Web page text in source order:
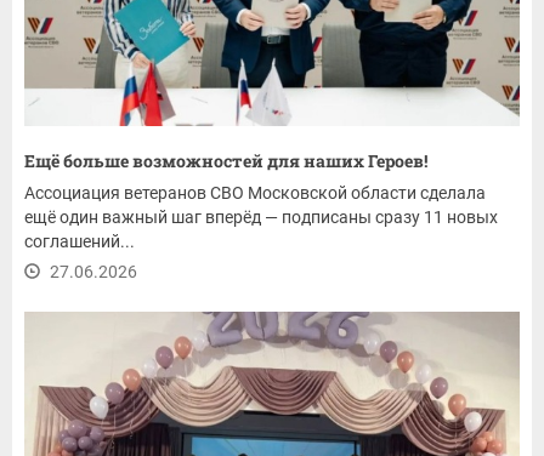
Ещё больше возможностей для наших Героев!
Ассоциация ветеранов СВО Московской области сделала
ещё один важный шаг вперёд — подписаны сразу 11 новых
соглашений...
27.06.2026